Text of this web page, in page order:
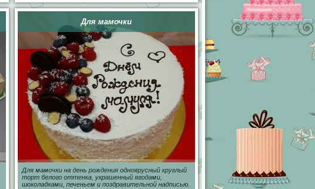
Для мамочки
Для мамочки на день рождения одноярусный круглый
торт белого оттенка, украшенный ягодами,
шоколадками, печеньем и поздравительной надписью.